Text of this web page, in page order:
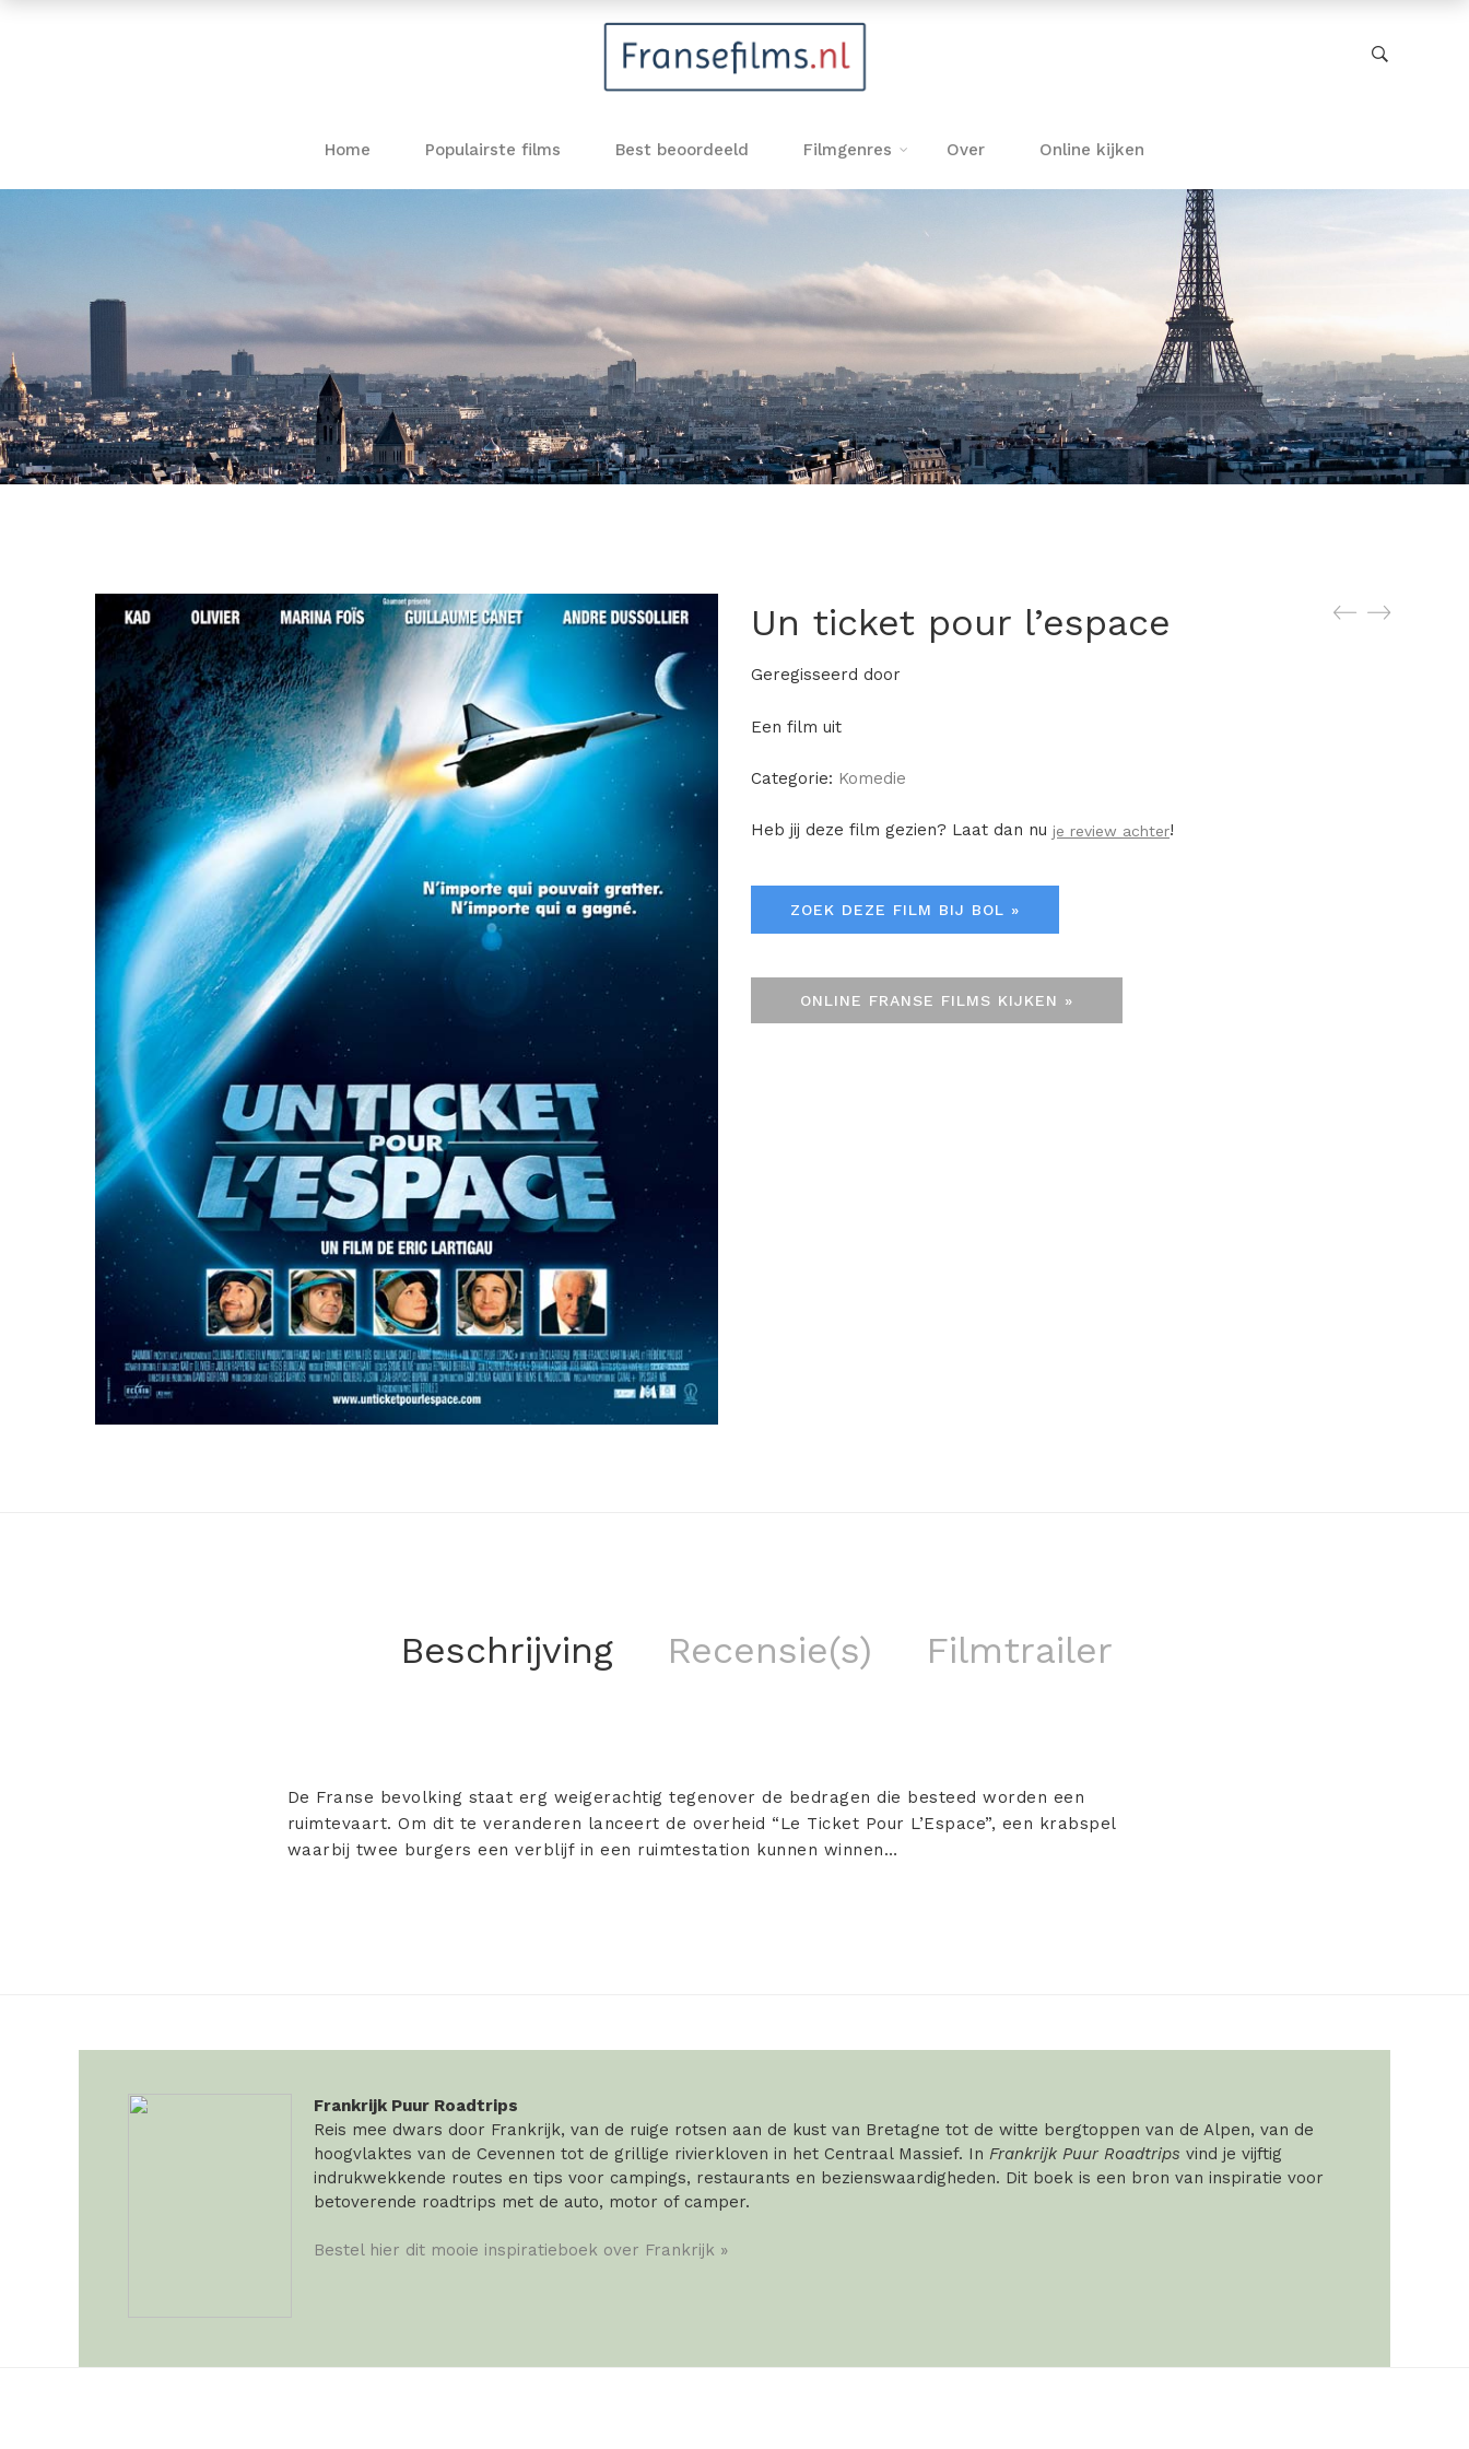
Home Populairste films Best beoordeeld Filmgenres Over Online kijken
Un ticket pour l’espace
Geregisseerd door
Een film uit
Categorie: Komedie
Heb jij deze film gezien? Laat dan nu je review achter!
ZOEK DEZE FILM BIJ BOL »
ONLINE FRANSE FILMS KIJKEN »
Beschrijving Recensie(s) Filmtrailer
De Franse bevolking staat erg weigerachtig tegenover de bedragen die besteed worden een
ruimtevaart. Om dit te veranderen lanceert de overheid “Le Ticket Pour L’Espace”, een krabspel
waarbij twee burgers een verblijf in een ruimtestation kunnen winnen…
Frankrijk Puur Roadtrips
Reis mee dwars door Frankrijk, van de ruige rotsen aan de kust van Bretagne tot de witte bergtoppen van de Alpen, van de
hoogvlaktes van de Cevennen tot de grillige rivierkloven in het Centraal Massief. In Frankrijk Puur Roadtrips vind je vijftig
indrukwekkende routes en tips voor campings, restaurants en bezienswaardigheden. Dit boek is een bron van inspiratie voor
betoverende roadtrips met de auto, motor of camper.
Bestel hier dit mooie inspiratieboek over Frankrijk »